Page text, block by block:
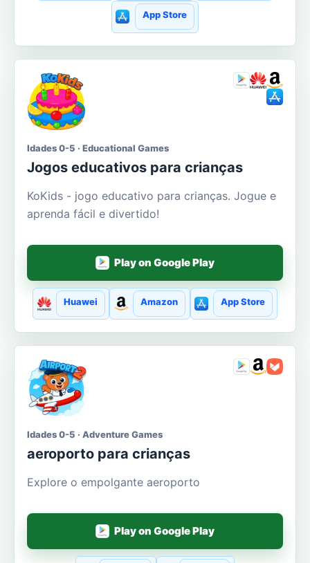
App Store
Idades 0-5 · Educational Games
Jogos educativos para crianças
KoKids - jogo educativo para crianças. Jogue e
aprenda fácil e divertido!
Play on Google Play
Huawei Amazon App Store
Idades 0-5 · Adventure Games
aeroporto para crianças
Explore o empolgante aeroporto
Play on Google Play